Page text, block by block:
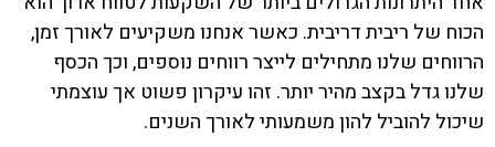
הכוח של ריבית דריבית. כאשר אנחנו משקיעים לאורך זמן,
הרווחים שלנו מתחילים לייצר רווחים נוספים, וכך הכסף
שלנו גדל בקצב מהיר יותר. זהו עיקרון פשוט אך עוצמתי
שיכול להוביל להון משמעותי לאורך השנים.